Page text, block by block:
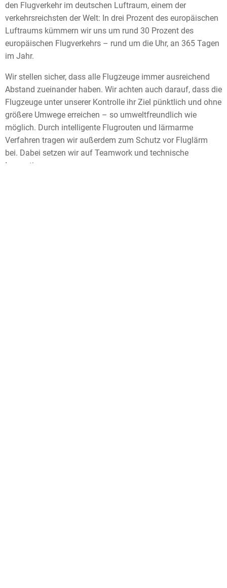
den Flugverkehr im deutschen Luftraum, einem der
verkehrsreichsten der Welt: In drei Prozent des europäischen
Luftraums kümmern wir uns um rund 30 Prozent des
europäischen Flugverkehrs – rund um die Uhr, an 365 Tagen
im Jahr.
Wir stellen sicher, dass alle Flugzeuge immer ausreichend
Abstand zueinander haben. Wir achten auch darauf, dass die
Flugzeuge unter unserer Kontrolle ihr Ziel pünktlich und ohne
größere Umwege erreichen – so umweltfreundlich wie
möglich. Durch intelligente Flugrouten und lärmarme
Verfahren tragen wir außerdem zum Schutz vor Fluglärm
bei. Dabei setzen wir auf Teamwork und technische
Innovationen.